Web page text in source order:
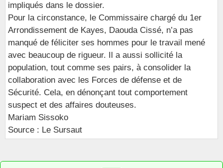
impliqués dans le dossier.
Pour la circonstance, le Commissaire chargé du 1er
Arrondissement de Kayes, Daouda Cissé, n’a pas
manqué de féliciter ses hommes pour le travail mené
avec beaucoup de rigueur. Il a aussi sollicité la
population, tout comme ses pairs, à consolider la
collaboration avec les Forces de défense et de
Sécurité. Cela, en dénonçant tout comportement
suspect et des affaires douteuses.
Mariam Sissoko
Source : Le Sursaut